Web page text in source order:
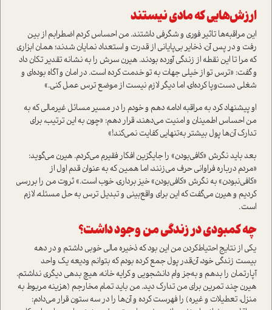
ارزش‌هایی که مادی نیستند
این مراقبه‌ها تاثیر فوری و شگرفی داشتند. من احساس کردم اضطرابم از بین
رفت و در پس آن، ذخایر بی‌پایانی از قدرت و استعداد نمایان شدند؛ همان ابزاری
که مرا تا این نقطه از زندگی آورده بودند. هیرن سرش را به نشانه تقدیر تکان داد
و گفت: «ترس تو از خیلی جهات به تو خدمت کرده است. در امان و آگاه بوده‌ای و
شغلی دست‌و‌پا کرده‌ای، اما دیگر لازم نیست از موضع ترس عمل کنی.»
او پیشنهاد کرد به مراقبه ادامه دهم و خودم را در مسیر مسائل غیرمالی که به
من احساس اطمینان و امنیت می‌دهند، قرار دهم: «چون به این ترتیب، برای
تدارک آن‌ها پول بیشتر به‌تنهایی کفایت نمی‌کند!»
بعد باید نگرش «کافی‌بودن» را جایگزین افکار فقیرم می‌کردم. هیرن می‌گوید:
«مردم درباره فراوانی حرف می‌زنند، اما همین که به عنوان قدم اول از
«کافی‌نبودن» به نگرش «کافی‌بودن» خیز برداری، خوب است.» ثروت من را بررسی
کردیم و هیرن می‌گفت که این برای واقع‌بینی و تبدیل ترس به حل مسئله، لازم
است.
چه کمبودی در زندگی من وجود داشت؟
یکی از نتایج احتیاط‌کردن من این بود که ذخیره مالی خوبی داشتم و در دهه
بیست زندگی خود، آن‌قدر پول جمع کرده بودم که بتوانم ودیعه یک واحد
آپارتمان را بدهم و به‌جز وام دانشجویی و کرایه خانه، هیچ بدهی دیگری نداشتم.
هیرن چند تمرین برای من تدارک دید. من باید تمام مخارجم (هزینه مربوط به
منزل، تعطیلات و غیره) را فهرست کرده و آن‌ها را در سه ستون قرار می‌دادم: